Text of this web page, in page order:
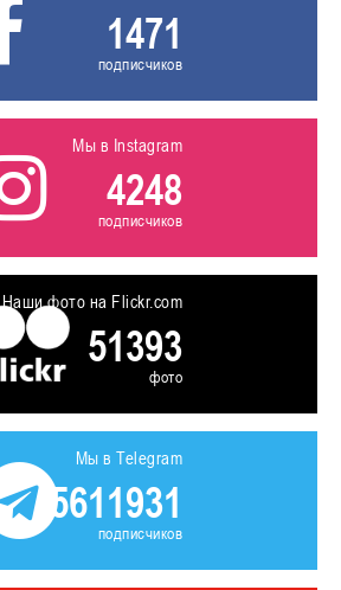
1471
подписчиков
Мы в Instagram
4248
подписчиков
Наши фото на Flickr.com
51393
фото
Мы в Telegram
5611931
подписчиков